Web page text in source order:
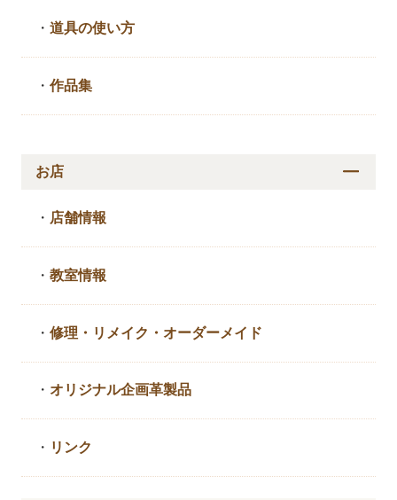
・道具の使い方
・作品集
お店
・ 店舗情報
・教室情報
・修理・リメイク・ オーダーメイド
・ オリジナル企画革製品
・ リンク